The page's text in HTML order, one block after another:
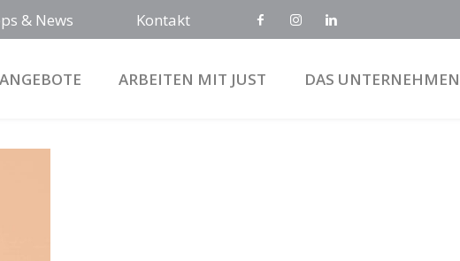
& News Kontakt
ARBEITEN MIT JUST DAS UNTERNEHMEN